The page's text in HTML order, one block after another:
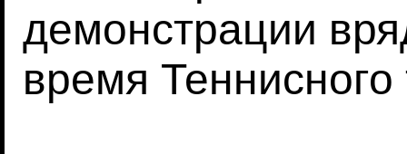
демонстрации
время Теннисного